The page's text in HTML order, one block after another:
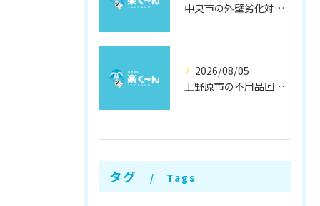
中央市の外壁劣化対策と補修方法
2026/08/05
上野原市の不用品回収と撤去術
タグ Tags